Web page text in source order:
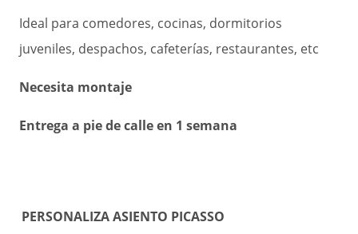
Ideal para comedores, cocinas, dormitorios
juveniles, despachos, cafeterías, restaurantes, etc
Necesita montaje
Entrega a pie de calle en 1 semana
PERSONALIZA ASIENTO PICASSO